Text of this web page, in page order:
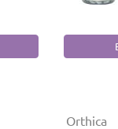
Orthica